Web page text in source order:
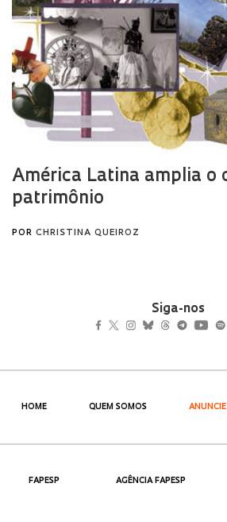
Siga-nos
HOME QUEM SOMOS ANUNCIE
FAPESP AGÊNCIA FAPESP